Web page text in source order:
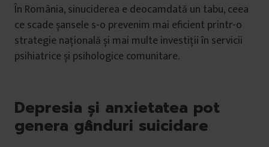
În România, sinuciderea e deocamdată un tabu, ceea
ce scade șansele s-o prevenim mai eficient printr-o
strategie națională și mai multe investiții în servicii
psihiatrice și psihologice comunitare.
Depresia și anxietatea pot
genera gânduri suicidare